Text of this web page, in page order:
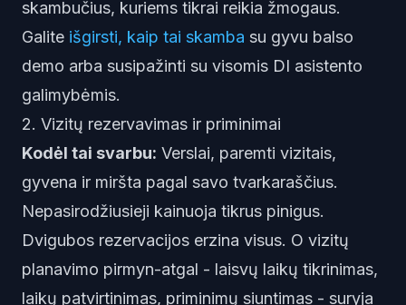
skambučius, kuriems tikrai reikia žmogaus.
Galite išgirsti, kaip tai skamba su gyvu balso
demo arba susipažinti su visomis DI asistento
galimybėmis.
2. Vizitų rezervavimas ir priminimai
Kodėl tai svarbu: Verslai, paremti vizitais,
gyvena ir miršta pagal savo tvarkaraščius.
Nepasirodžiusieji kainuoja tikrus pinigus.
Dvigubos rezervacijos erzina visus. O vizitų
planavimo pirmyn-atgal - laisvų laikų tikrinimas,
laikų patvirtinimas, priminimų siuntimas - suryja